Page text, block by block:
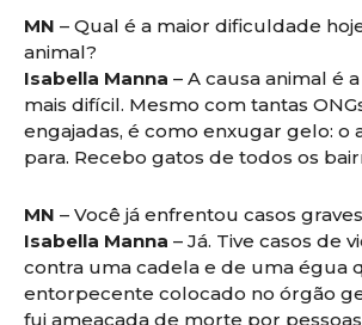
MN – Qual é a maior dificuldade
animal?
Isabella Manna – A causa animal é
mais difícil. Mesmo com tantas
engajadas, é como enxugar gelo: o
para. Recebo gatos de todos os
MN – Você já enfrentou casos
Isabella Manna – Já. Tive casos de
contra uma cadela e de uma égua
entorpecente colocado no órgão
fui ameaçada de morte por